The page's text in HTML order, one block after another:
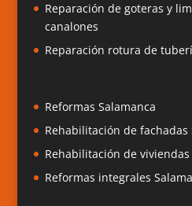
Reparación de goteras y
canalones
Reparación rotura de
Reformas Salamanca
Rehabilitación de fachadas
Rehabilitación de viviendas
Reformas integrales